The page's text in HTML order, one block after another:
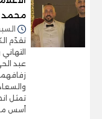
محمد
السبت 04/أبريل/
تقدّم
عبد
تمثل
أسس من